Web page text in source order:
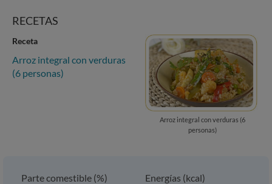
RECETAS
Receta
Arroz integral con verduras
(6 personas)
Arroz integral con verduras (6
personas)
Parte comestible (%)
Energías (kcal)